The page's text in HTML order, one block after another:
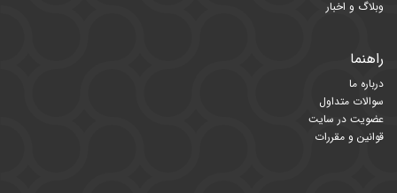
وبلاگ و اخبار
راهنما
درباره ما
سوالات متداول
عضویت در سایت
قوانین و مقررات